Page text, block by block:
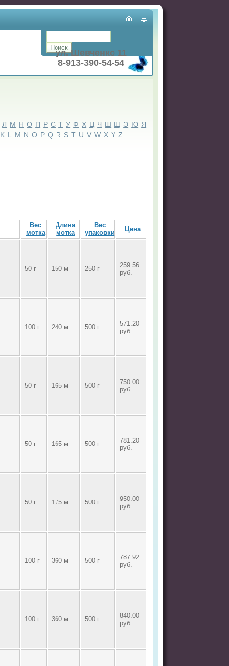
ул. Шевченко 11
8-913-390-54-54
Л М Н О П Р С Т У Ф Х Ц Ч Ш Щ Э Ю Я
K L M N O P Q R S T U V W X Y Z
Вес
мотка
Длина
мотка
Вес
упаковки
Цена
50 г 150 м 250 г
259.56
руб.
100 г 240 м 500 г
571.20
руб.
50 г 165 м 500 г
750.00
руб.
50 г 165 м 500 г
781.20
руб.
50 г 175 м 500 г
950.00
руб.
100 г 360 м 500 г
787.92
руб.
100 г 360 м 500 г
840.00
руб.